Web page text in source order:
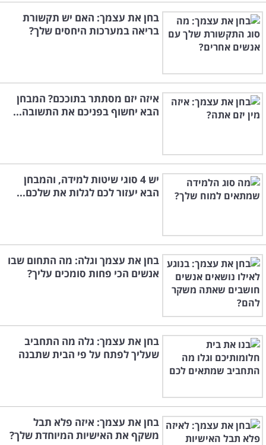
בחן את עצמך: האם יש תקשורת
בריאה במערכות היחסים שלך?
איזה יזם מסתתר בתוככם? המבחן
הבא יחשוף בפניכם את התשובה...
יש 4 סוגי שיטות למידה, והמבחן
הבא יעזור לכם לגלות את שלכם...
בחן את עצמך וגלה: מה התחום שבו
אנשים הכי פחות סומכים עליך?
בחן את עצמך: גלה מה התחביב
שעליך לפתח על פי הבית שתבנה
בחן את עצמך: איזה פלא תבל
משקף את האישיות המיוחדת שלך?